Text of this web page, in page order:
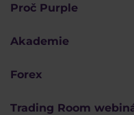
Proč Purple
Akademie
Forex
Trading Room